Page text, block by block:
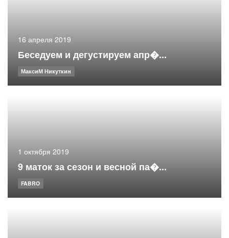
16 апреля 2019
Беседуем и дегустируем апр�...
МаксиМ Никуткин
1 октября 2019
9 маток за сезон и весной па�...
FABRO